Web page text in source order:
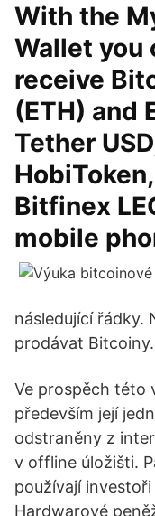
With the
Wallet you
receive
(ETH) and
Tether
Bitfinex
mobile
následující řádky.
prodávat Bitcoiny.
Ve prospěch této
především její
odstraněny z
v offline úložišti.
používají
Hardwarové